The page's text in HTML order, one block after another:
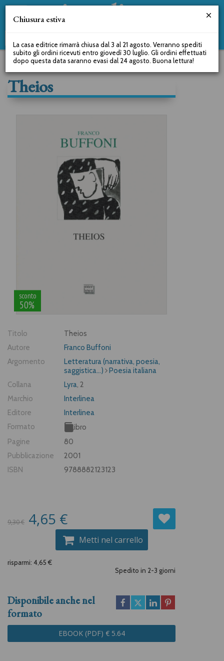
Theios
sconto
50%
Titolo
Theios
Autore
Franco Buffoni
Argomento
Letteratura (narrativa, poesia,
saggistica...)
Poesia italiana
Collana
Lyra, 2
Marchio
Interlinea
Editore
Interlinea
Formato
Libro
Pagine
80
Pubblicazione
2001
ISBN
9788882123123
9,30 € 4,65 €
Metti nel carrello
risparmi: 4,65 €
Spedito in 2-3 giorni
Disponibile anche nel
formato
EBOOK (PDF) € 5.64
Chiusura estiva
La casa editrice rimarrà chiusa dal 3 al 21 agosto. Verranno spediti
subito gli ordini ricevuti entro giovedì 30 luglio. Gli ordini effettuati
dopo questa data saranno evasi dal 24 agosto. Buona lettura!